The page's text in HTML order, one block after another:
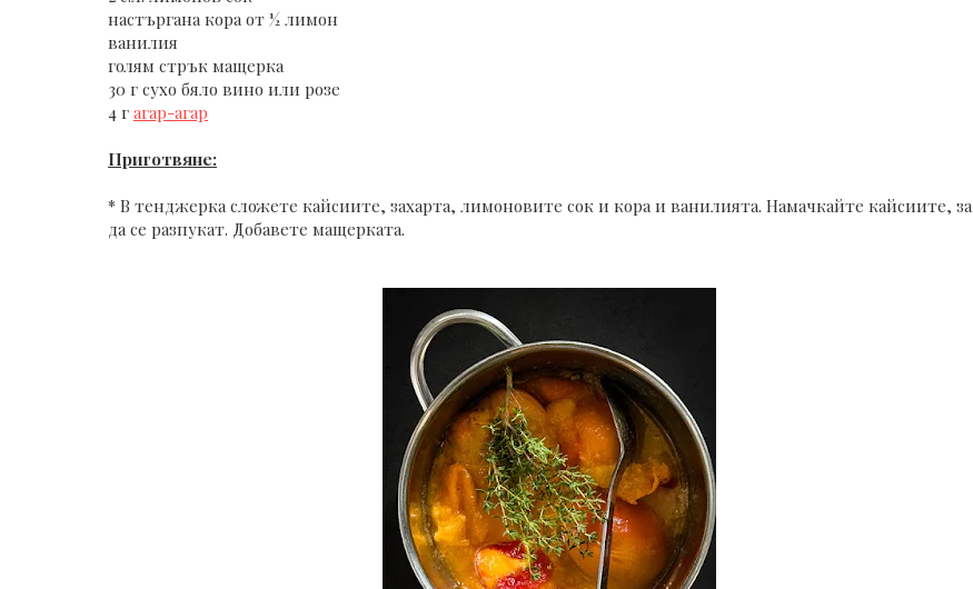
настъргана кора от ½ лимон
ванилия
голям стрък мащерка
30 г сухо бяло вино или розе
4 г агар-агар
Приготвяне:
* В тенджерка сложете кайсиите, захарта, лимоновите сок и кора и ванилията. Намачкайте кайсиите, за
да се разпукат. Добавете мащерката.